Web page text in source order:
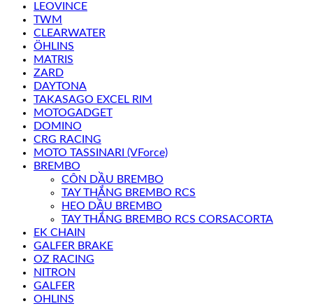
LEOVINCE
TWM
CLEARWATER
ÖHLINS
MATRIS
ZARD
DAYTONA
TAKASAGO EXCEL RIM
MOTOGADGET
DOMINO
CRG RACING
MOTO TASSINARI (VForce)
BREMBO
CÔN DẦU BREMBO
TAY THẮNG BREMBO RCS
HEO DẦU BREMBO
TAY THẮNG BREMBO RCS CORSACORTA
EK CHAIN
GALFER BRAKE
OZ RACING
NITRON
GALFER
OHLINS